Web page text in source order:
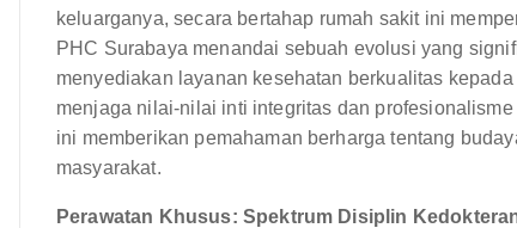
keluarganya, secara bertahap rumah sakit ini
PHC Surabaya menandai sebuah evolusi yang
menyediakan layanan kesehatan berkualitas
menjaga nilai-nilai inti integritas dan
ini memberikan pemahaman berharga tentang
masyarakat.
Perawatan Khusus: Spektrum Disiplin